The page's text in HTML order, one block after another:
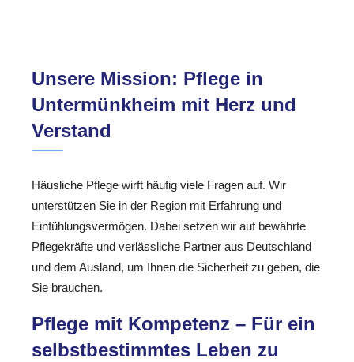
Unsere Mission: Pflege in
Untermünkheim mit Herz und
Verstand
Häusliche Pflege wirft häufig viele Fragen auf. Wir
unterstützen Sie in der Region mit Erfahrung und
Einfühlungsvermögen. Dabei setzen wir auf bewährte
Pflegekräfte und verlässliche Partner aus Deutschland
und dem Ausland, um Ihnen die Sicherheit zu geben, die
Sie brauchen.
Pflege mit Kompetenz – Für ein
selbstbestimmtes Leben zu